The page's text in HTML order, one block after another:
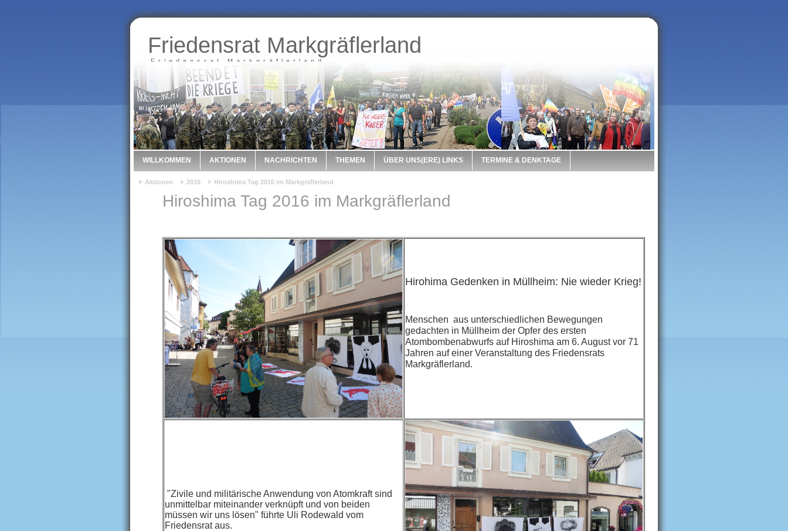
Friedensrat Markgräflerland
Friedensrat Markgräflerland
WILLKOMMEN AKTIONEN NACHRICHTEN THEMEN ÜBER UNS(ERE) LINKS TERMINE & DENKTAGE
Aktionen 2016 Hiroshima Tag 2016 im Markgräflerland
Hiroshima Tag 2016 im Markgräflerland
Hirohima Gedenken in Müllheim: Nie wieder Krieg!
Menschen aus unterschiedlichen Bewegungen
gedachten in Müllheim der Opfer des ersten
Atombombenabwurfs auf Hiroshima am 6. August vor 71
Jahren auf einer Veranstaltung des Friedensrats
Markgräflerland.
"Zivile und militärische Anwendung von Atomkraft sind
unmittelbar miteinander verknüpft und von beiden
müssen wir uns lösen" führte Uli Rodewald vom
Friedensrat aus.